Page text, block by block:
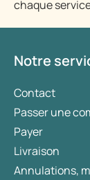
chaque
Notre
Contact
Passer une
Payer
Livraison
Annulations,